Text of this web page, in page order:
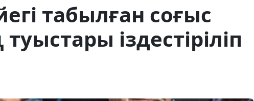
табылған соғыс
іздестіріліп